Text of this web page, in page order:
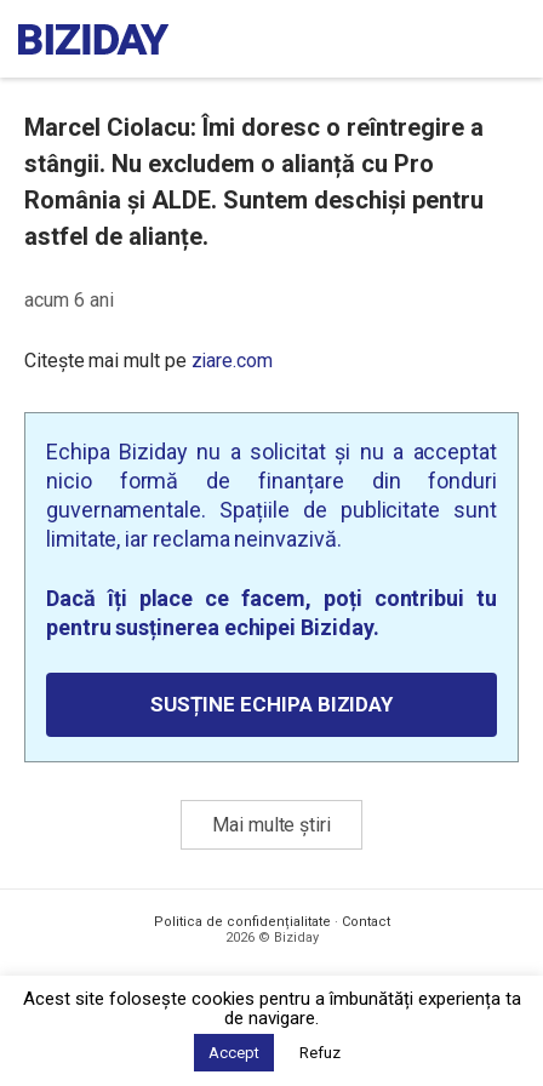
Marcel Ciolacu: Îmi doresc o reîntregire a
stângii. Nu excludem o alianță cu Pro
România și ALDE. Suntem deschiși pentru
astfel de alianțe.
acum 6 ani
Citește mai mult pe ziare.com
Echipa Biziday nu a solicitat și nu a acceptat
nicio formă de finanțare din fonduri
guvernamentale. Spațiile de publicitate sunt
limitate, iar reclama neinvazivă.
Dacă îți place ce facem, poți contribui tu
pentru susținerea echipei Biziday.
SUSȚINE ECHIPA BIZIDAY
Mai multe știri
Politica de confidențialitate · Contact
2026 © Biziday
Acest site foloseşte cookies pentru a îmbunătăți experiența ta
de navigare.
Accept Refuz